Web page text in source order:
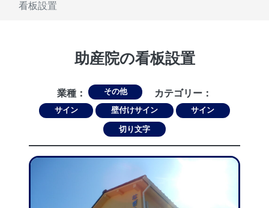
看板設置
助産院の看板設置
業種： その他 カテゴリー：
サイン 壁付けサイン サイン
切り文字